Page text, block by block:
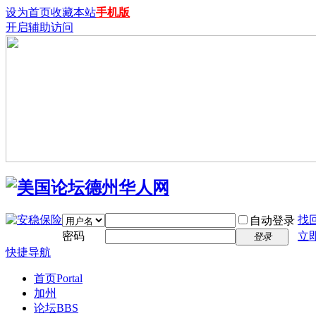
设为首页收藏本站手机版
开启辅助访问
自动登录 找
密码
登录
立
快捷导航
首页Portal
加州
论坛BBS